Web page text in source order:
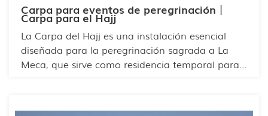
Carpa para eventos de peregrinación丨
Carpa para el Hajj
La Carpa del Hajj es una instalación esencial
diseñada para la peregrinación sagrada a La
Meca, que sirve como residencia temporal para
aluminio y PVC, con opciones de paredes